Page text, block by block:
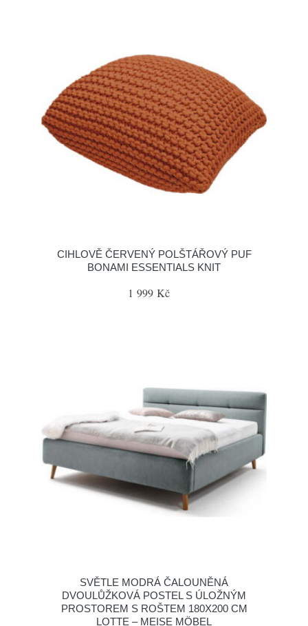
CIHLOVĚ ČERVENÝ POLŠTÁŘOVÝ PUF
BONAMI ESSENTIALS KNIT
1 999 Kč
SVĚTLE MODRÁ ČALOUNĚNÁ
DVOULŮŽKOVÁ POSTEL S ÚLOŽNÝM
PROSTOREM S ROŠTEM 180X200 CM
LOTTE – MEISE MÖBEL